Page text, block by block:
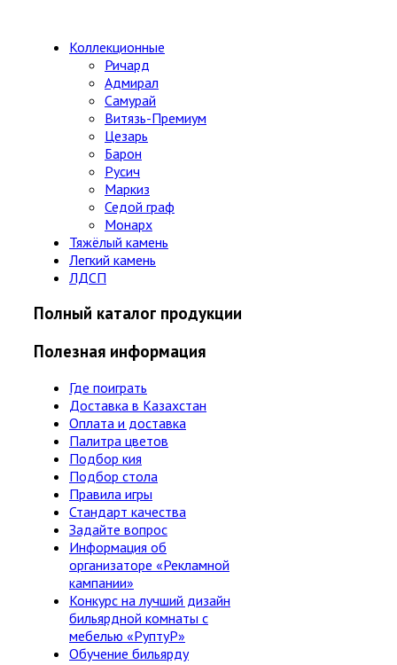
Коллекционные
Ричард
Адмирал
Самурай
Витязь-Премиум
Цезарь
Барон
Русич
Маркиз
Седой граф
Монарх
Тяжёлый камень
Легкий камень
ЛДСП
Полный каталог продукции
Полезная информация
Где поиграть
Доставка в Казахстан
Оплата и доставка
Палитра цветов
Подбор кия
Подбор стола
Правила игры
Стандарт качества
Задайте вопрос
Информация об
организаторе «Рекламной
кампании»
Конкурс на лучший дизайн
бильярдной комнаты с
мебелью «РуптуР»
Обучение бильярду